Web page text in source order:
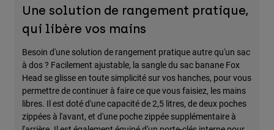
Accessoires
Tous les accessoires
Sacs et sacs à dos
Chapeaux et Casquettes
Voir tout
Une solution de rangement pratique,
qui libère vos mains
Besoin d'une solution de rangement pratique autre qu'un sac
à dos ? Facilement ajustable, la sangle du sac banane Fox
Head se glisse en toute simplicité sur vos hanches, pour vous
permettre de continuer à faire ce que vous faisiez, les mains
libres. Il est doté d'une capacité de 2,5 litres, de deux poches
zippées à l'avant, et d'une poche zippée supplémentaire à